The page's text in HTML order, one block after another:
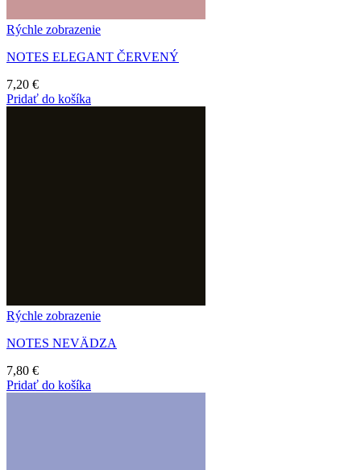
Rýchle zobrazenie
NOTES ELEGANT ČERVENÝ
7,20 €
Pridať do košíka
Rýchle zobrazenie
NOTES NEVÄDZA
7,80 €
Pridať do košíka